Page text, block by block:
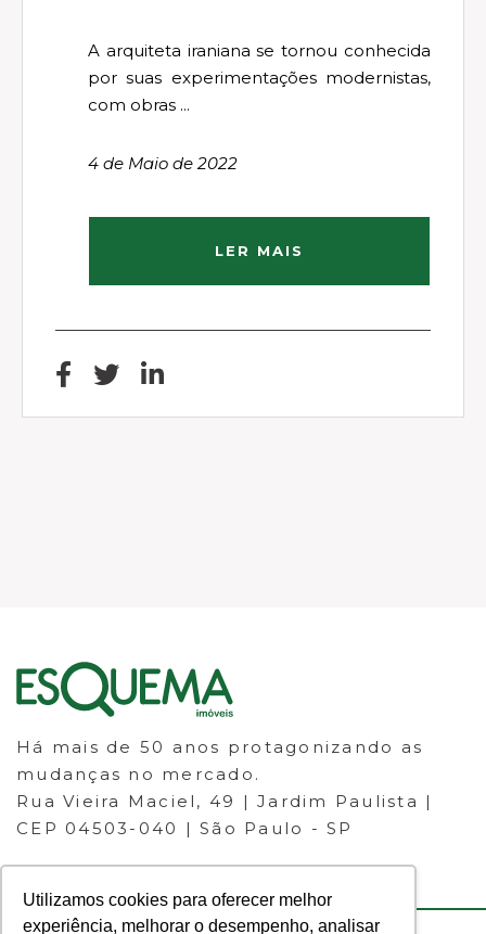
Utilizamos cookies para oferecer melhor
experiência, melhorar o desempenho, analisar
A arquiteta iraniana se tornou conhecida
por suas experimentações modernistas,
com obras ...
4 de Maio de 2022
LER MAIS
Há mais de 50 anos protagonizando as
mudanças no mercado.
Rua Vieira Maciel, 49 | Jardim Paulista |
CEP 04503-040 | São Paulo - SP